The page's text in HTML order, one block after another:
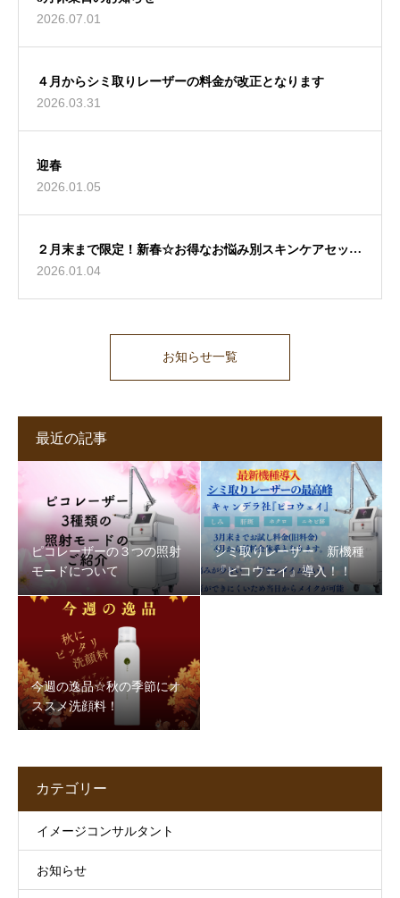
2026.07.01
４月からシミ取りレーザーの料金が改正となります
2026.03.31
迎春
2026.01.05
２月末まで限定！新春☆お得なお悩み別スキンケアセット
♪
2026.01.04
お知らせ一覧
最近の記事
ピコレーザーの３つの照射
モードについて
シミ取りレーザー 新機種
『ピコウェイ』導入！！
今週の逸品☆秋の季節にオ
ススメ洗顔料！
カテゴリー
イメージコンサルタント
お知らせ